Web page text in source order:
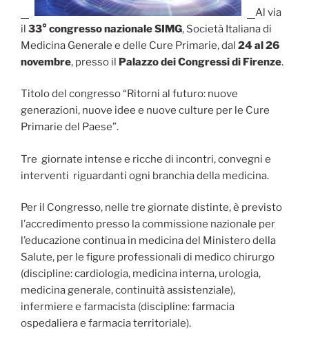
Al via
il 33° congresso nazionale SIMG, Società Italiana di
Medicina Generale e delle Cure Primarie, dal 24 al 26
novembre, presso il Palazzo dei Congressi di Firenze.
Titolo del congresso “Ritorni al futuro: nuove
generazioni, nuove idee e nuove culture per le Cure
Primarie del Paese”.
Tre giornate intense e ricche di incontri, convegni e
interventi riguardanti ogni branchia della medicina.
Per il Congresso, nelle tre giornate distinte, è previsto
l’accredimento presso la commissione nazionale per
l’educazione continua in medicina del Ministero della
Salute, per le figure professionali di medico chirurgo
(discipline: cardiologia, medicina interna, urologia,
medicina generale, continuità assistenziale),
infermiere e farmacista (discipline: farmacia
ospedaliera e farmacia territoriale).